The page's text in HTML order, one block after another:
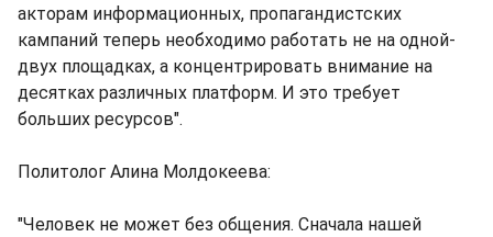
акторам информационных, пропагандистских
кампаний теперь необходимо работать не на одной-
двух площадках, а концентрировать внимание на
десятках различных платформ. И это требует
больших ресурсов".
Политолог Алина Молдокеева:
"Человек не может без общения. Сначала нашей